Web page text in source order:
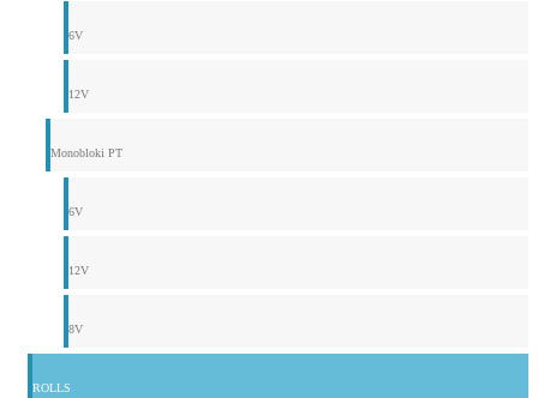
6V
12V
Monobloki PT
6V
12V
8V
ROLLS